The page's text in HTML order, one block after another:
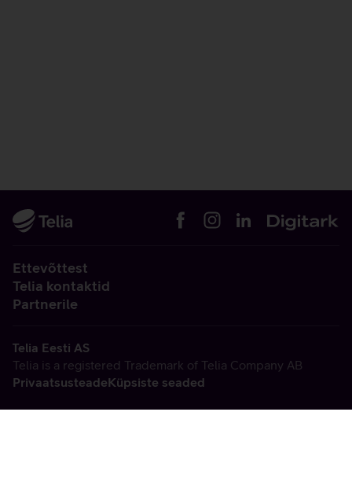
Ettevõttest
Telia kontaktid
Partnerile
Telia Eesti AS
Telia is a registered Trademark of Telia Company AB
PrivaatsusteadeKüpsiste seaded